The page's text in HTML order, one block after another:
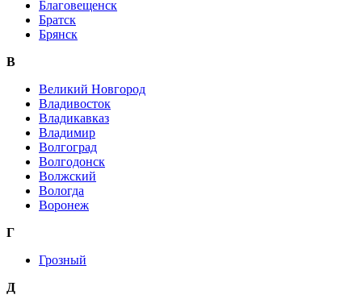
Благовещенск
Братск
Брянск
В
Великий Новгород
Владивосток
Владикавказ
Владимир
Волгоград
Волгодонск
Волжский
Вологда
Воронеж
Г
Грозный
Д